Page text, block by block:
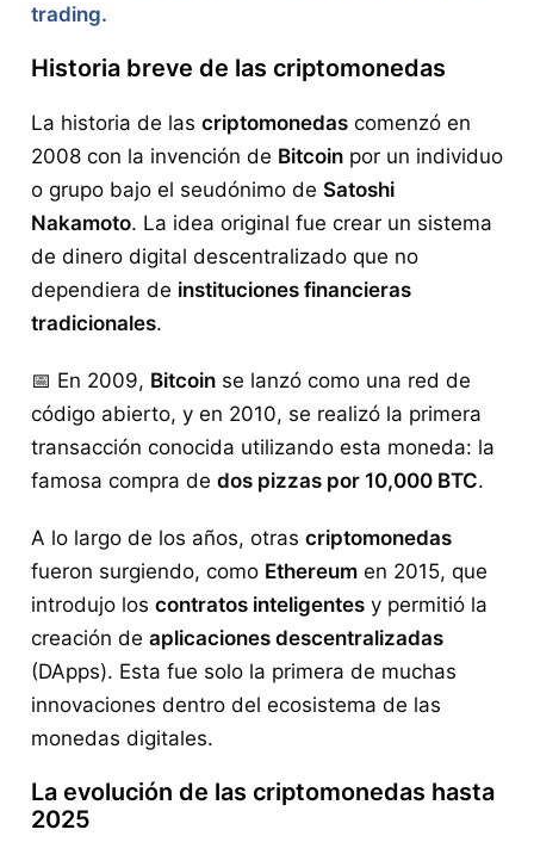
trading.
Historia breve de las criptomonedas
La historia de las criptomonedascomenzó en
2008 con la invención de Bitcoinpor un individuo
o grupo bajo el seudónimo de Satoshi
Nakamoto. La idea original fue crear un sistema
de dinero digital descentralizado que no
dependiera de instituciones financieras
tradicionales.
📅 En 2009, Bitcoinse lanzó como una red de
código abierto, y en 2010, se realizó la primera
transacción conocida utilizando esta moneda: la
famosa compra de dos pizzas por 10,000 BTC.
A lo largo de los años, otras criptomonedas
fueron surgiendo, como Ethereumen 2015, que
introdujo los contratos inteligentesy permitió la
creación de aplicaciones descentralizadas
(DApps). Esta fue solo la primera de muchas
innovaciones dentro del ecosistema de las
monedas digitales.
La evolución de las criptomonedas hasta
2025